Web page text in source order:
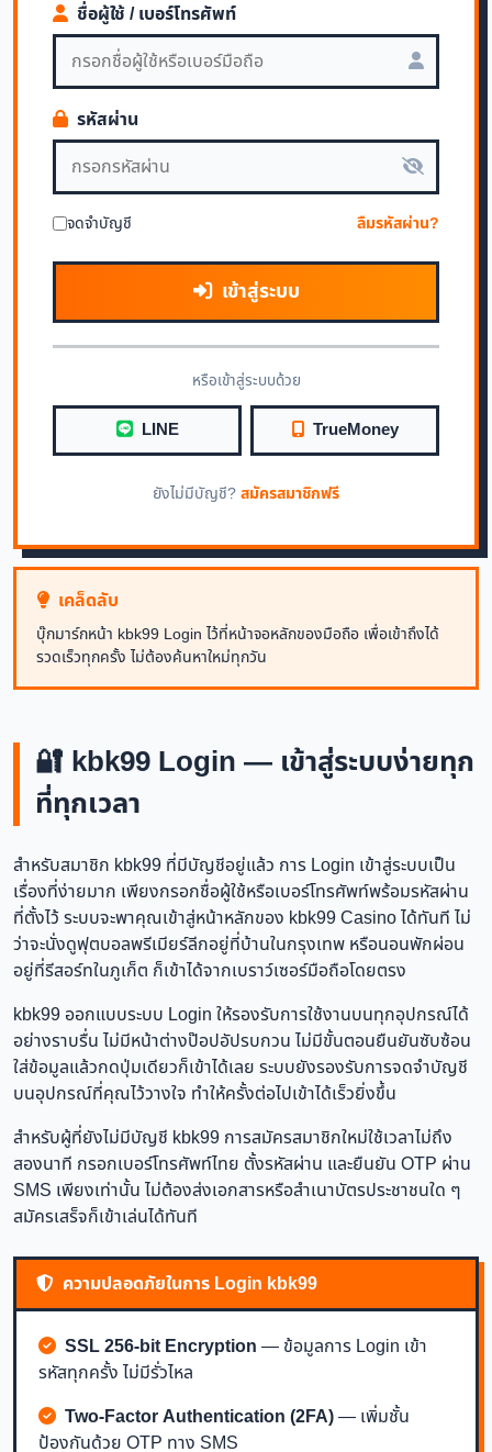
ชื่อผู้ใช้ / เบอร์โทรศัพท์
รหัสผ่าน
จดจำบัญชี ลืมรหัสผ่าน?
เข้าสู่ระบบ
หรือเข้าสู่ระบบด้วย
LINE TrueMoney
ยังไม่มีบัญชี?สมัครสมาชิกฟรี
เคล็ดลับ
บุ๊กมาร์กหน้า kbk99 Login ไว้ที่หน้าจอหลักของมือถือ เพื่อเข้าถึงได้
รวดเร็วทุกครั้ง ไม่ต้องค้นหาใหม่ทุกวัน
🔐 kbk99 Login — เข้าสู่ระบบง่ายทุก
ที่ทุกเวลา
สำหรับสมาชิก kbk99 ที่มีบัญชีอยู่แล้ว การ Login เข้าสู่ระบบเป็น
เรื่องที่ง่ายมาก เพียงกรอกชื่อผู้ใช้หรือเบอร์โทรศัพท์พร้อมรหัสผ่าน
ที่ตั้งไว้ ระบบจะพาคุณเข้าสู่หน้าหลักของ kbk99 Casino ได้ทันที ไม่
ว่าจะนั่งดูฟุตบอลพรีเมียร์ลีกอยู่ที่บ้านในกรุงเทพ หรือนอนพักผ่อน
อยู่ที่รีสอร์ทในภูเก็ต ก็เข้าได้จากเบราว์เซอร์มือถือโดยตรง
kbk99 ออกแบบระบบ Login ให้รองรับการใช้งานบนทุกอุปกรณ์ได้
อย่างราบรื่น ไม่มีหน้าต่างป๊อปอัปรบกวน ไม่มีขั้นตอนยืนยันซับซ้อน
ใส่ข้อมูลแล้วกดปุ่มเดียวก็เข้าได้เลย ระบบยังรองรับการจดจำบัญชี
บนอุปกรณ์ที่คุณไว้วางใจ ทำให้ครั้งต่อไปเข้าได้เร็วยิ่งขึ้น
สำหรับผู้ที่ยังไม่มีบัญชี kbk99 การสมัครสมาชิกใหม่ใช้เวลาไม่ถึง
สองนาที กรอกเบอร์โทรศัพท์ไทย ตั้งรหัสผ่าน และยืนยัน OTP ผ่าน
SMS เพียงเท่านั้น ไม่ต้องส่งเอกสารหรือสำเนาบัตรประชาชนใด ๆ
สมัครเสร็จก็เข้าเล่นได้ทันที
ความปลอดภัยในการ Login kbk99
SSL 256-bit Encryption — ข้อมูลการ Login เข้า
รหัสทุกครั้ง ไม่มีรั่วไหล
Two-Factor Authentication (2FA)— เพิ่มชั้น
ป้องกันด้วย OTP ทาง SMS